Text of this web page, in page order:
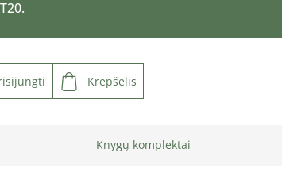
Krepšelis
Knygų komplektai